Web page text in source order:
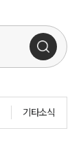
기타소식